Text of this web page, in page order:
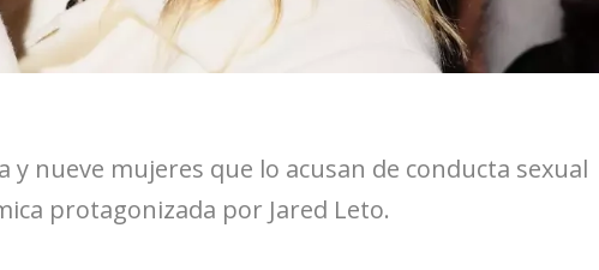
nueve mujeres que lo acusan de conducta sexual
protagonizada por Jared Leto.